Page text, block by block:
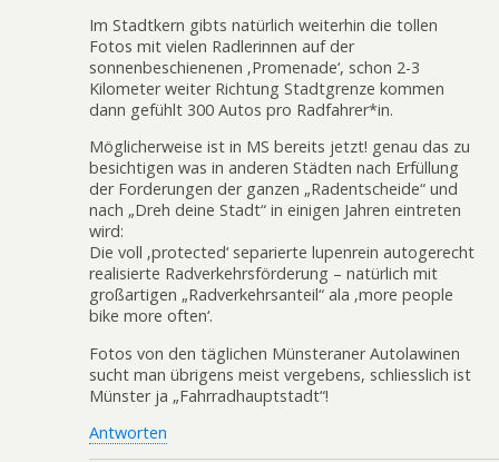
Im Stadtkern gibts natürlich weiterhin die tollen
Fotos mit vielen Radlerinnen auf der
sonnenbeschienenen ‚Promenade‘, schon 2-3
Kilometer weiter Richtung Stadtgrenze kommen
dann gefühlt 300 Autos pro Radfahrer*in.
Möglicherweise ist in MS bereits jetzt! genau das zu
besichtigen was in anderen Städten nach Erfüllung
der Forderungen der ganzen „Radentscheide“ und
nach „Dreh deine Stadt“ in einigen Jahren eintreten
wird:
Die voll ‚protected‘ separierte lupenrein autogerecht
realisierte Radverkehrsförderung – natürlich mit
großartigen „Radverkehrsanteil“ ala ‚more people
bike more often‘.
Fotos von den täglichen Münsteraner Autolawinen
sucht man übrigens meist vergebens, schliesslich ist
Münster ja „Fahrradhauptstadt“!
Antworten